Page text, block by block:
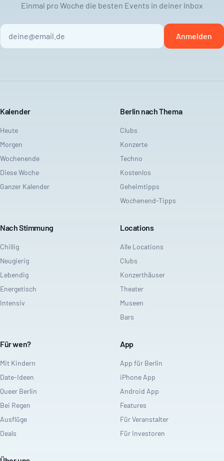
Einmal pro Woche die besten Events in deiner Inbox
Anmelden
Kalender
Heute
Morgen
Wochenende
Diese Woche
Ganzer Kalender
Berlin nach Thema
Clubs
Konzerte
Techno
Kostenlos
Geheimtipps
Wochenend-Tipps
Nach Stimmung
Chillig
Neugierig
Lebendig
Energetisch
Intensiv
Locations
Alle Locations
Clubs
Konzerthäuser
Theater
Museen
Bars
Für wen?
Mit Kindern
Date-Ideen
Queer Berlin
Bei Regen
Ausflüge
Deals
App
App für Berlin
iPhone App
Android App
Features
Für Veranstalter
Für Investoren